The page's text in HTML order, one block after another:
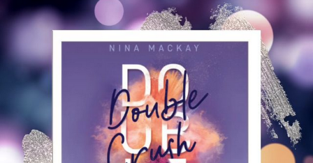
die
Doppelgänger-